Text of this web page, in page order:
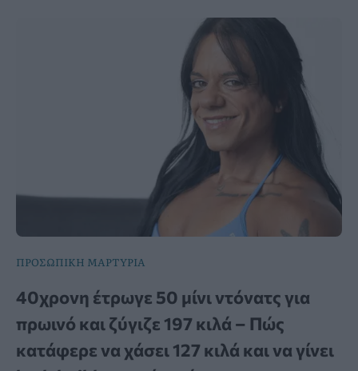
ΠΡΟΣΩΠΙΚΗ ΜΑΡΤΥΡΙΑ
40χρονη έτρωγε 50 μίνι ντόνατς για
πρωινό και ζύγιζε 197 κιλά – Πώς
κατάφερε να χάσει 127 κιλά και να γίνει